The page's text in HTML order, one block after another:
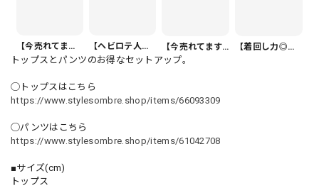
【今売れてます】ボタンフロント バルーンシルエット ハーフ丈 パンツ 1color PT0407 【ヘビロテ人気】カジュアルクロップドパンツ PT0341 【今売れてます】ボタンフロント オーバーサイズ 半袖 シャツワンピース 1color ON1035 【着回し力◎セット】フリル 半袖 クロップド シャツカラー ブラウス＆ワイドレッグパンツ（上下個別） 1color ST0219
トップスとパンツのお得なセットアップ。
◯トップスはこちら
https://www.stylesombre.shop/items/66093309
◯パンツはこちら
https://www.stylesombre.shop/items/61042708
■サイズ(cm)
トップス